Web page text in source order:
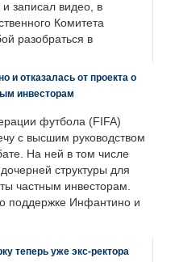
записал видео, в
Комитета
разобраться в
и отказалась от проекта о
инвесторам
футбола (FIFA)
с высшим руководством
На ней в том числе
структуры для
частным инвесторам.
поддержке Инфантино и
теперь уже экс-ректора